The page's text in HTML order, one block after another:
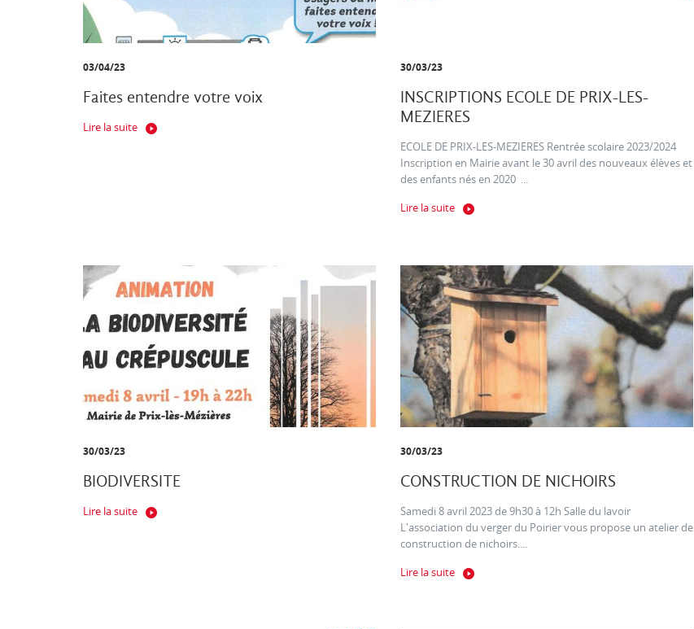
03/04/23
Faites entendre votre voix
Lire la suite
30/03/23
INSCRIPTIONS ECOLE DE PRIX-LES-
MEZIERES
ECOLE DE PRIX-LES-MEZIERES Rentrée scolaire 2023/2024
Inscription en Mairie avant le 30 avril des nouveaux élèves et
des enfants nés en 2020 ...
Lire la suite
30/03/23
BIODIVERSITE
Lire la suite
30/03/23
CONSTRUCTION DE NICHOIRS
Samedi 8 avril 2023 de 9h30 à 12h Salle du lavoir
L'association du verger du Poirier vous propose un atelier de
construction de nichoirs....
Lire la suite